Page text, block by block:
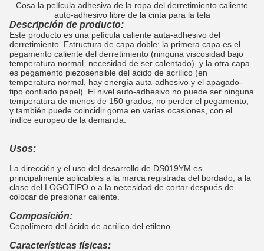
Cosa la película adhesiva de la ropa del derretimiento caliente
auto-adhesivo libre de la cinta para la tela
Descripción de producto:
Este producto es una película caliente auta-adhesivo del
derretimiento. Estructura de capa doble: la primera capa es el
pegamento caliente del derretimiento (ninguna viscosidad bajo
temperatura normal, necesidad de ser calentado), y la otra capa
es pegamento piezosensible del ácido de acrílico (en
temperatura normal, hay energía auta-adhesivo y el apagado-
tipo confiado papel). El nivel auto-adhesivo no puede ser ninguna
temperatura de menos de 150 grados, no perder el pegamento,
y también puede coincidir goma en varias ocasiones, con el
índice europeo de la demanda.
Usos:
La dirección y el uso del desarrollo de DS019YM es
principalmente aplicables a la marca registrada del bordado, a la
clase del LOGOTIPO o a la necesidad de cortar después de
colocar de presionar caliente.
Composición:
Copolímero del ácido de acrílico del etileno
Características físicas: